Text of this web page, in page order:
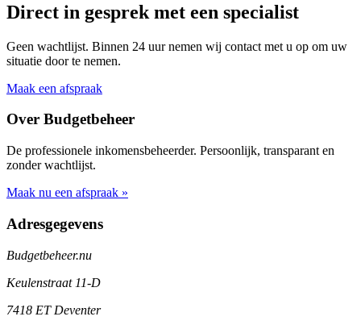
Direct in gesprek met een specialist
Geen wachtlijst. Binnen 24 uur nemen wij contact met u op om uw
situatie door te nemen.
Maak een afspraak
Over Budgetbeheer
De professionele inkomensbeheerder. Persoonlijk, transparant en
zonder wachtlijst.
Maak nu een afspraak »
Adresgegevens
Budgetbeheer.nu
Keulenstraat 11-D
7418 ET Deventer